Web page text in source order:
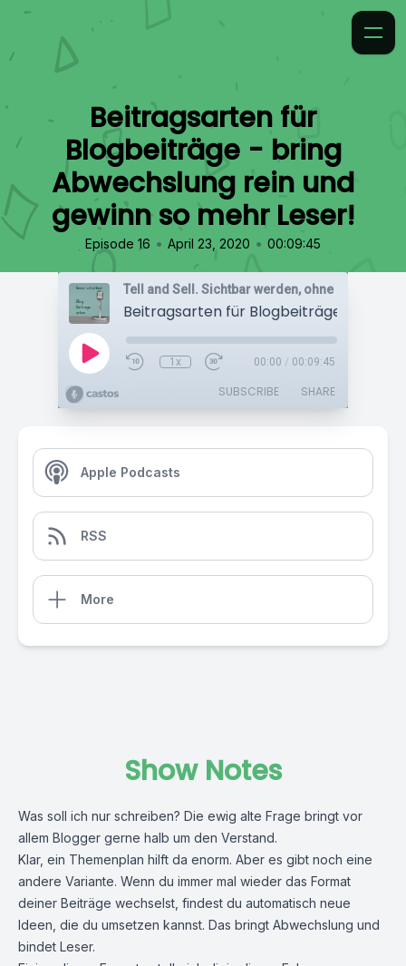
Beitragsarten für
Blogbeiträge - bring
Abwechslung rein und
gewinn so mehr Leser!
Episode 16 • April 23, 2020 • 00:09:45
1x 00:00 / 00:09:45
SUBSCRIBE SHARE
Apple Podcasts
RSS
More
Show Notes
Was soll ich nur schreiben? Die ewig alte Frage bringt vor
allem Blogger gerne halb um den Verstand.
Klar, ein Themenplan hilft da enorm. Aber es gibt noch eine
andere Variante. Wenn du immer mal wieder das Format
deiner Beiträge wechselst, findest du automatisch neue
Ideen, die du umsetzen kannst. Das bringt Abwechslung und
bindet Leser.